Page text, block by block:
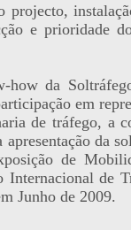
e prioridade
how da
em
de tráfego, a
da
de
Internacional de
Junho de 2009.